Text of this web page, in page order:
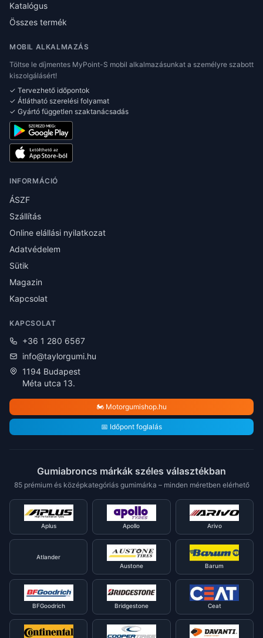
Katalógus
Összes termék
MOBIL ALKALMAZÁS
Töltse le díjmentes MyPoint-S mobil alkalmazásunkat a személyre szabott
kiszolgálásért!
✓ Tervezhető időpontok
✓ Átlátható szerelési folyamat
✓ Gyártó független szaktanácsadás
INFORMÁCIÓ
ÁSZF
Szállítás
Online elállási nyilatkozat
Adatvédelem
Sütik
Magazin
Kapcsolat
KAPCSOLAT
+36 1 280 6567
info@taylorgumi.hu
1194 Budapest
Méta utca 13.
🏍️ Motorgumishop.hu
📅 Időpont foglalás
Gumiabroncs márkák széles választékban
85 prémium és középkategóriás gumimárka – minden méretben elérhető
Aplus Apollo Arivo
Atlander
Austone
Barum
BFGoodrich Bridgestone Ceat